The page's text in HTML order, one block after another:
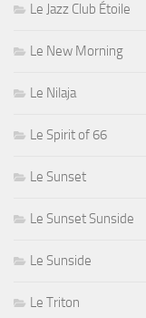
Le Jazz Club Étoile
Le New Morning
Le Nilaja
Le Spirit of 66
Le Sunset
Le Sunset Sunside
Le Sunside
Le Triton